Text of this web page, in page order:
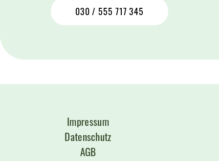
030 / 555 717 345
Impressum
Datenschutz
AGB